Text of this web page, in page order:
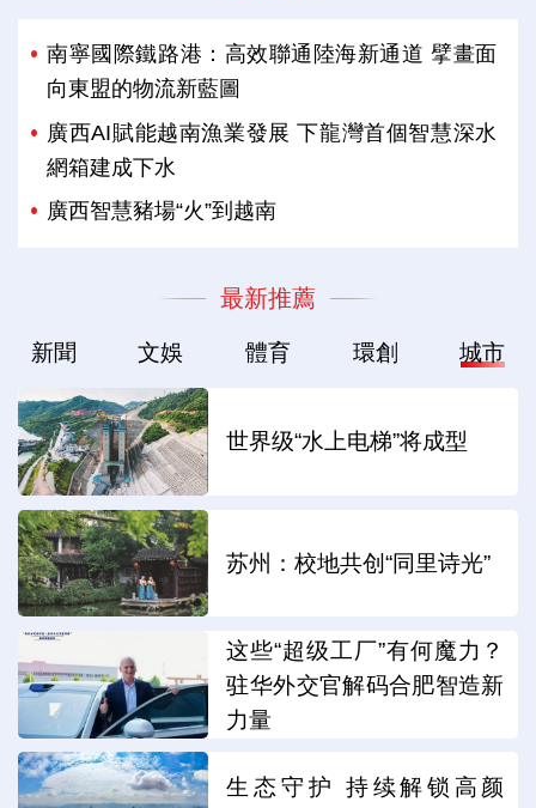
南寧國際鐵路港：高效聯通陸海新通道 擘畫面
向東盟的物流新藍圖
廣西AI賦能越南漁業發展 下龍灣首個智慧深水
網箱建成下水
廣西智慧豬場“火”到越南
最新推薦
新聞 文娛 體育 環創 城市
世界级“水上电梯”将成型
苏州：校地共创“同里诗光”
这些“超级工厂”有何魔力？
驻华外交官解码合肥智造新
力量
生态守护 持续解锁高颜